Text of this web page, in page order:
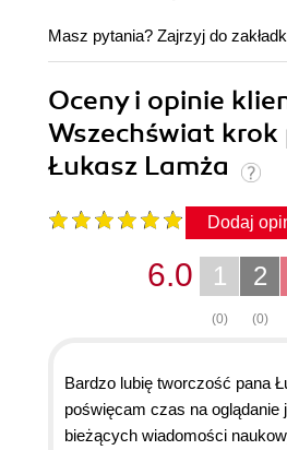
Masz pytania? Zajrzyj do
Oceny i opinie
Wszechświat krok
Łukasz Lamża
Dodaj
2
(0)
1
(0)
6.0
Bardzo lubię tworczość pana
poświęcam czas na oglądanie
bieżących wiadomości